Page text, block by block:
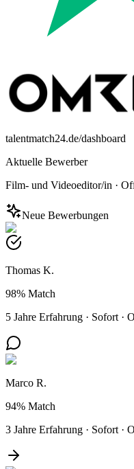
talentmatch24.de/dashboard
Aktuelle Bewerber
Film- und Videoeditor/in ·
Neue Bewerbungen
Thomas K.
98% Match
5 Jahre Erfahrung · Sofort ·
Marco R.
94% Match
3 Jahre Erfahrung · Sofort ·